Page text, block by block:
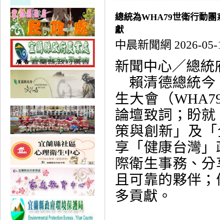
總統為WHA79世衛行動
獻
中晨新聞網 2026-05-
新聞中心／總統
賴清德總統今
生大會（
論壇致詞；盼
策與創新」及
享「健康台灣
際衛生事務、
且可靠的夥伴
多貢獻。